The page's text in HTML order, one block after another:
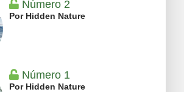
Número 2
Por Hidden Nature
Número 1
Por Hidden Nature